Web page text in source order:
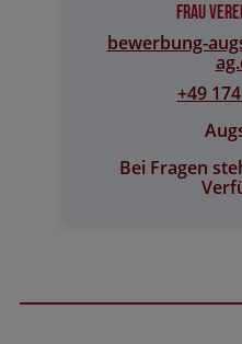
Frau
bewerbung-
+49
Bei Fragen